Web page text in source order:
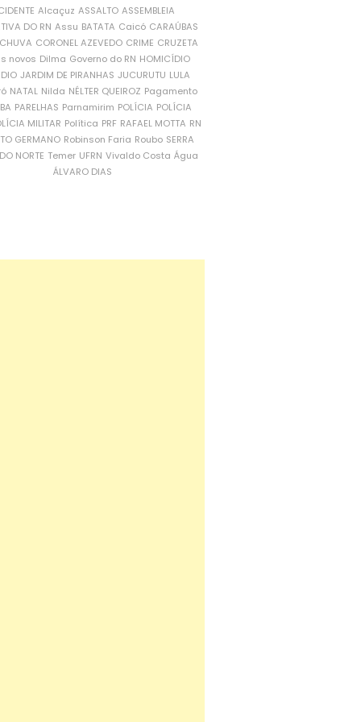
Alcaçuz ASSALTO ASSEMBLEIA
DO RN Assu BATATA Caicó CARAÚBAS
CORONEL AZEVEDO CRIME CRUZETA
novos Dilma Governo do RN HOMICÍDIO
JARDIM DE PIRANHAS JUCURUTU LULA
NATAL Nilda NÉLTER QUEIROZ Pagamento
PARELHAS Parnamirim POLÍCIA POLÍCIA
MILITAR Política PRF RAFAEL MOTTA RN
GERMANO Robinson Faria Roubo SERRA
NORTE Temer UFRN Vivaldo Costa Água
ÁLVARO DIAS